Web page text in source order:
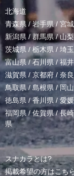
北海道
青森県 / 岩手県/ 宮
新潟県 /群馬県/山
茨城県 / 栃木県 / 埼
富山県 /石川県/福
滋賀県 / 京都府 / 奈
鳥取県/ 島根県 /岡
徳島県 /香川県 / 愛
福岡県/佐賀県/長
県
スナカラとは?
掲載希望の方はこち